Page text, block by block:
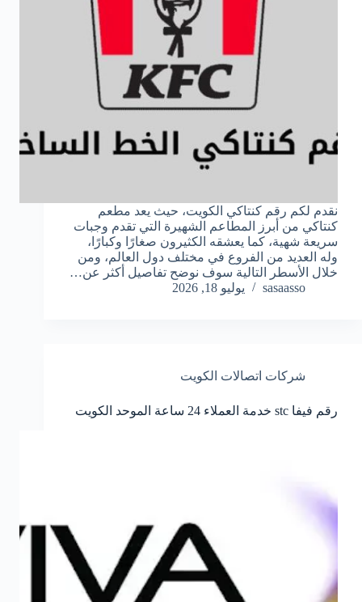
نقدم لكم رقم كنتاكي الكويت، حيث يعد مطعم
كنتاكي من أبرز المطاعم الشهيرة التي تقدم وجبات
سريعة شهية، كما يعشقه الكثيرون صغارًا وكبارًا،
وله العديد من الفروع في مختلف دول العالم، ومن
خلال الأسطر التالية سوف نوضح تفاصيل أكثر عن…
sasaasso
يوليو 18, 2026
شركات اتصالات الكويت
رقم فيفا stc خدمة العملاء 24 ساعة الموحد الكويت